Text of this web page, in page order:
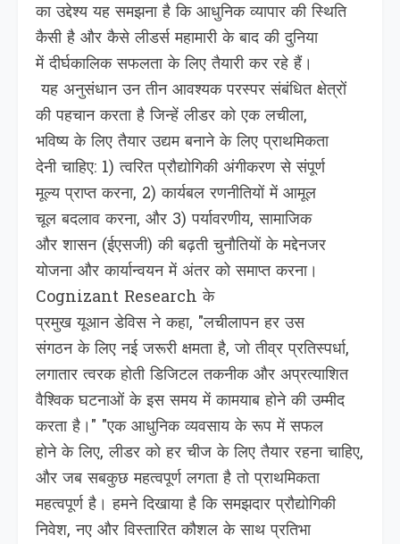
का उद्देश्य यह समझना है क‍ि आधुनिक व्यापार की स्थिति
कैसी है और कैसे लीडर्स महामारी के बाद की दुनिया
में दीर्घकालिक सफलता के लिए तैयारी कर रहे हैं।
यह अनुसंधान उन तीन आवश्यक परस्पर संबंधित क्षेत्रों
की पहचान करता है जिन्हें लीडर को एक लचीला,
भविष्य के लिए तैयार उद्यम बनाने के लिए प्राथमिकता
देनी चाहिए: 1) त्वरित प्रौद्योगिकी अंगीकरण से संपूर्ण
मूल्य प्राप्त करना, 2) कार्यबल रणनीतियों में आमूल
चूल बदलाव करना, और 3) पर्यावरणीय, सामाजिक
और शासन (ईएसजी) की बढ़ती चुनौतियों के मद्देनजर
योजना और कार्यान्‍वयन में अंतर को समाप्‍त करना।
Cognizant Research के
प्रमुख यूआन डेविस ने कहा, "लचीलापन हर उस
संगठन के लिए नई जरूरी क्षमता है, जो तीव्र प्रतिस्पर्धा,
लगातार त्‍वरक होती डिजिटल तकनीक और अप्रत्याशित
वैश्विक घटनाओं के इस समय में कामयाब होने की उम्मीद
करता है।" "एक आधुनिक व्यवसाय के रूप में सफल
होने के लिए, लीडर को हर चीज के लिए तैयार रहना चाहिए,
और जब सबकुछ महत्‍वपूर्ण लगता है तो प्राथमिकता
महत्वपूर्ण है। हमने दिखाया है कि समझदार प्रौद्योगिकी
निवेश, नए और विस्तारित कौशल के साथ प्रतिभा